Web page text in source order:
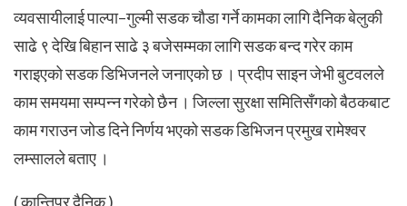
व्यवसायीलाई पाल्पा–गुल्मी सडक चौडा गर्ने कामका लागि दैनिक बेलुकी
साढे ९ देखि बिहान साढे ३ बजेसम्मका लागि सडक बन्द गरेर काम
गराइएको सडक डिभिजनले जनाएको छ । प्रदीप साइन जेभी बुटवलले
काम समयमा सम्पन्न गरेको छैन । जिल्ला सुरक्षा समितिसँगको बैठकबाट
काम गराउन जोड दिने निर्णय भएको सडक डिभिजन प्रमुख रामेश्वर
लम्सालले बताए ।
( कान्तिपुर दैनिक )